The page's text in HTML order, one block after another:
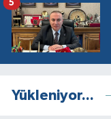
5
Yükleniyor...